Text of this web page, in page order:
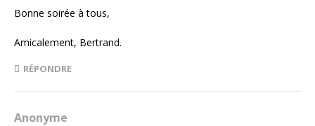
Bonne soirée à tous,
Amicalement, Bertrand.
RÉPONDRE
Anonyme